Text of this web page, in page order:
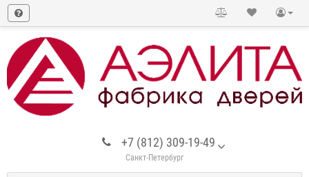
+7 (812) 309-19-49
Санкт-Петербург